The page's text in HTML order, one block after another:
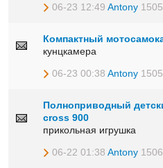
06-23 12:49 Antony
Компактный
кунцкамера
06-23 00:38 Antony
Полноприводный
cross 900
прикольная игрушка
06-22 01:38 Antony